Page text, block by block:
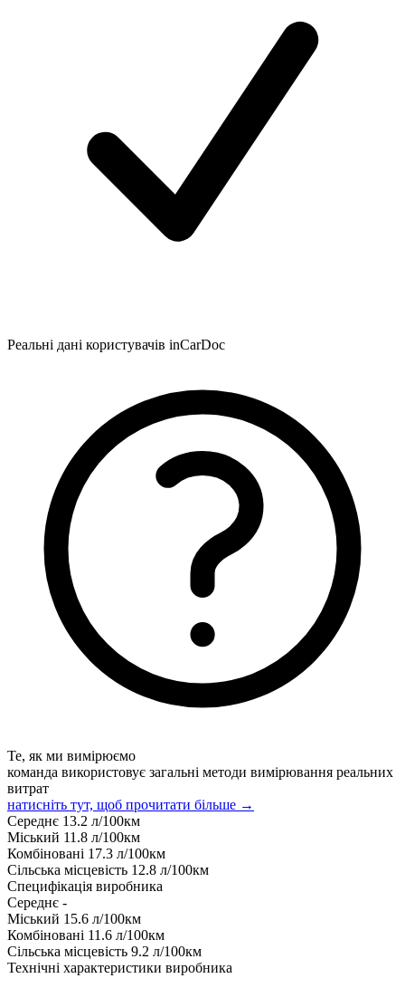
Реальні дані користувачів inCarDoc
Те, як ми вимірюємо
команда використовує загальні методи вимірювання реальних
витрат
натисніть тут, щоб прочитати більше →
Середнє 13.2 л/100км
Міський 11.8 л/100км
Комбіновані 17.3 л/100км
Сільська місцевість 12.8 л/100км
Специфікація виробника
Середнє -
Міський 15.6 л/100км
Комбіновані 11.6 л/100км
Сільська місцевість 9.2 л/100км
Технічні характеристики виробника